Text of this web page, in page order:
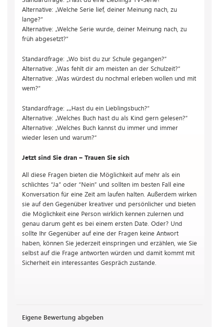
Alternative: „Welche Serie lief, deiner Meinung nach, zu
lange?“
Alternative: „Welche Serie wurde, deiner Meinung nach, zu
früh abgesetzt?“
Standardfrage: „Wo bist du zur Schule gegangen?“
Alternative: „Was fehlt dir am meisten an der Schulzeit?“
Alternative: „Was würdest du nochmal erleben wollen und mit
wem?“
Standardfrage: „„Hast du ein Lieblingsbuch?“
Alternative: „Welches Buch hast du als Kind gern gelesen?“
Alternative: „Welches Buch kannst du immer und immer
wieder lesen und warum?“
Jetzt sind Sie dran – Trauen Sie sich
All diese Fragen bieten die Möglichkeit auf mehr als ein
schlichtes “Ja” oder “Nein” und sollten im besten Fall eine
Konversation für eine Zeit am laufen halten. Außerdem wirken
sie auf den Gegenüber kreativer und persönlicher und bieten
die Möglichkeit eine Person wirklich kennen zulernen und
genau darum geht es bei einem ersten Date. Oder? Und
sollte Ihr Gegenüber auf eine der Fragen keine Antwort
haben, können Sie jederzeit einspringen und erzählen, wie Sie
selbst auf die Frage antworten würden und damit kommt mit
Sicherheit ein interessantes Gespräch zustande.
Eigene Bewertung abgeben